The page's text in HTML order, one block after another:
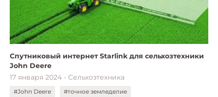
Спутниковый интернет Starlink для сельхозтехники
John Deere
17 января 2024 - Сельхозтехника
#John Deere #точное земледелие